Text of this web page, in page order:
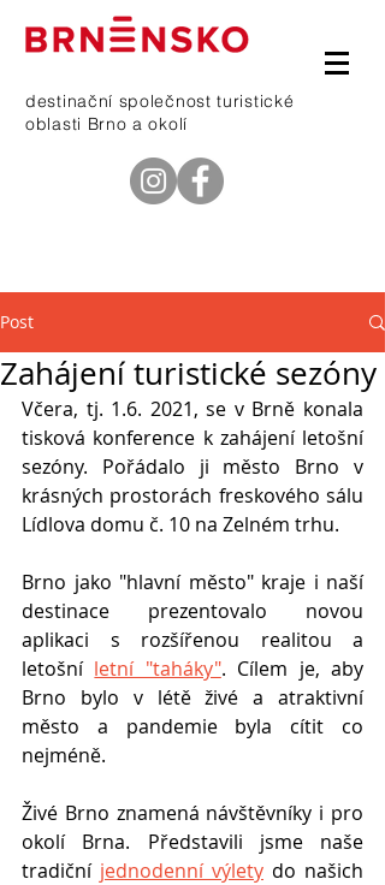
destinační společnost turistické
oblasti Brno a okolí
Post
Zahájení turistické sezóny
Včera, tj. 1.6. 2021, se v Brně konala
tisková konference k zahájení letošní
sezóny. Pořádalo ji město Brno v
krásných prostorách freskového sálu
Lídlova domu č. 10 na Zelném trhu.
Brno jako "hlavní město" kraje i naší
destinace prezentovalo novou
aplikaci s rozšířenou realitou a
letošní letní "taháky". Cílem je, aby
Brno bylo v létě živé a atraktivní
město a pandemie byla cítit co
nejméně.
Živé Brno znamená návštěvníky i pro
okolí Brna. Představili jsme naše
tradiční jednodenní výlety do našich